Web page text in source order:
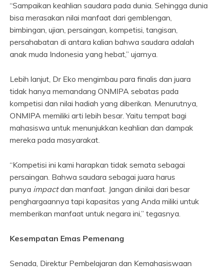
“Sampaikan keahlian saudara pada dunia. Sehingga dunia
bisa merasakan nilai manfaat dari gemblengan,
bimbingan, ujian, persaingan, kompetisi, tangisan,
persahabatan di antara kalian bahwa saudara adalah
anak muda Indonesia yang hebat,” ujarnya.
Lebih lanjut, Dr Eko mengimbau para finalis dan juara
tidak hanya memandang ONMIPA sebatas pada
kompetisi dan nilai hadiah yang diberikan. Menurutnya,
ONMIPA memiliki arti lebih besar. Yaitu tempat bagi
mahasiswa untuk menunjukkan keahlian dan dampak
mereka pada masyarakat.
“Kompetisi ini kami harapkan tidak semata sebagai
persaingan. Bahwa saudara sebagai juara harus
punya impactdan manfaat. Jangan dinilai dari besar
penghargaannya tapi kapasitas yang Anda miliki untuk
memberikan manfaat untuk negara ini,” tegasnya.
Kesempatan Emas Pemenang
Senada, Direktur Pembelajaran dan Kemahasiswaan